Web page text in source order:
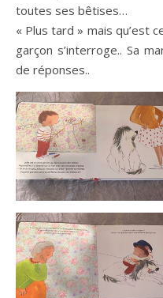
toutes ses bêtises…
« Plus tard » mais qu’est
garçon s’interroge.. Sa
de réponses..